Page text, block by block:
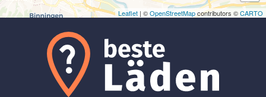
Leaflet | ©OpenStreetMapcontributors ©CARTO